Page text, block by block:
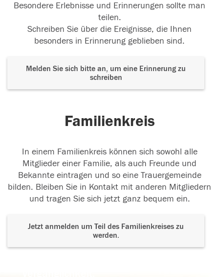
Besondere Erlebnisse und Erinnerungen sollte man
teilen.
Schreiben Sie über die Ereignisse, die Ihnen
besonders in Erinnerung geblieben sind.
Melden Sie sich bitte an, um eine Erinnerung zu
schreiben
Familienkreis
In einem Familienkreis können sich sowohl alle
Mitglieder einer Familie, als auch Freunde und
Bekannte eintragen und so eine Trauergemeinde
bilden. Bleiben Sie in Kontakt mit anderen Mitgliedern
und tragen Sie sich jetzt ganz bequem ein.
Jetzt anmelden um Teil des Familienkreises zu
werden.